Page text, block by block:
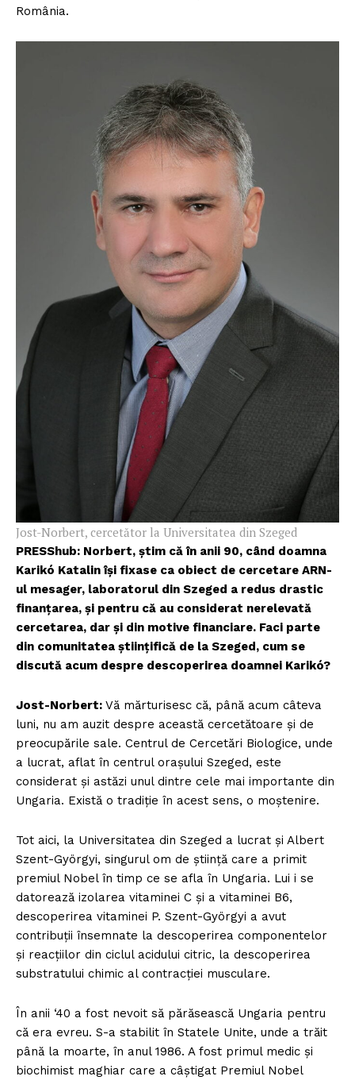
România.
Jost-Norbert, cercetător la Universitatea din Szeged
PRESShub: Norbert, știm că în anii 90, când doamna
Karikó Katalin își fixase ca obiect de cercetare ARN-
ul mesager, laboratorul din Szeged a redus drastic
finanțarea, și pentru că au considerat nerelevată
cercetarea, dar și din motive financiare. Faci parte
din comunitatea științifică de la Szeged, cum se
discută acum despre descoperirea doamnei Karikó?
Jost-Norbert: Vă mărturisesc că, până acum câteva
luni, nu am auzit despre această cercetătoare și de
preocupările sale. Centrul de Cercetări Biologice, unde
a lucrat, aflat în centrul orașului Szeged, este
considerat și astăzi unul dintre cele mai importante din
Ungaria. Există o tradiție în acest sens, o moștenire.
Tot aici, la Universitatea din Szeged a lucrat și Albert
Szent-Györgyi, singurul om de știință care a primit
premiul Nobel în timp ce se afla în Ungaria. Lui i se
datorează izolarea vitaminei C și a vitaminei B6,
descoperirea vitaminei P. Szent-Györgyi a avut
contribuții însemnate la descoperirea componentelor
și reacțiilor din ciclul acidului citric, la descoperirea
substratului chimic al contracției musculare.
În anii ‘40 a fost nevoit să părăsească Ungaria pentru
că era evreu. S-a stabilit în Statele Unite, unde a trăit
până la moarte, în anul 1986. A fost primul medic și
biochimist maghiar care a câștigat Premiul Nobel